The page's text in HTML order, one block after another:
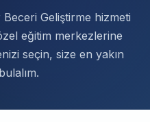
Geliştirme hizmeti
eğitim merkezlerine
seçin, size en yakın